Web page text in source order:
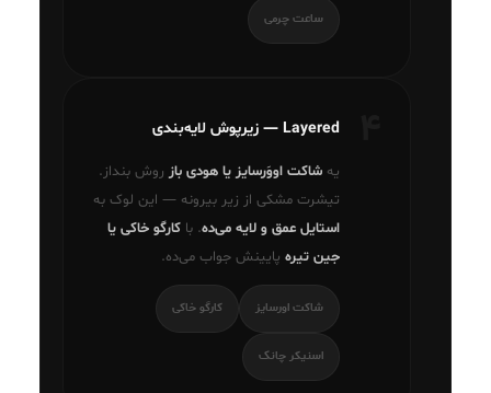
ساعت چرمی
Layered — زیرپوش لایه‌بندی
یه شاکت اووَرسایز یا هودی باز روش بنداز.
تیشرت مشکی از زیر بیرونه — این لوک به
استایل عمق و لایه می‌ده. با کارگو خاکی یا
جین تیره پایینش جواب می‌ده.
شاکت اورسایز کارگو خاکی
اسنیکر چانک